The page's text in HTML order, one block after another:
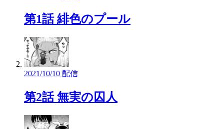
第1話 緋色のプール
2021/10/10 配信
第2話 無実の囚人